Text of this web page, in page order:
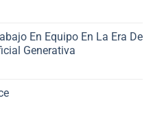
En Equipo En La Era De
Generativa